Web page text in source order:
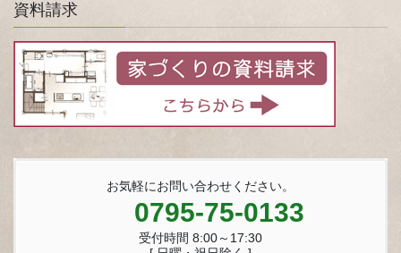
資料請求
お気軽にお問い合わせください。
0795-75-0133
受付時間 8:00～17:30